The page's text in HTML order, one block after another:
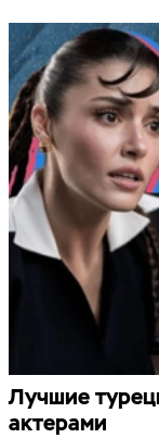
Лучшие
актерами